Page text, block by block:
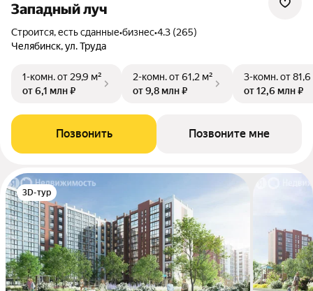
Западный луч
Строится, есть сданные•бизнес•4.3 (265)
Челябинск, ул. Труда
1-комн.от 29,9 м²
от 6,1 млн ₽
2-комн.от 61,2 м²
от 9,8 млн ₽
3-комн.от
от 12,6 млн ₽
Позвонить Позвоните мне
3D-тур